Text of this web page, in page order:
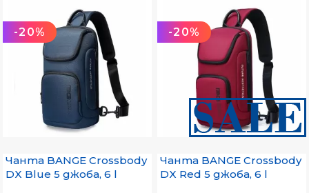
-20%
Чанта BANGE Crossbody
DX Blue 5 джоба, 6 l
-20%
Чанта BANGE Crossbody
DX Red 5 джоба, 6 l